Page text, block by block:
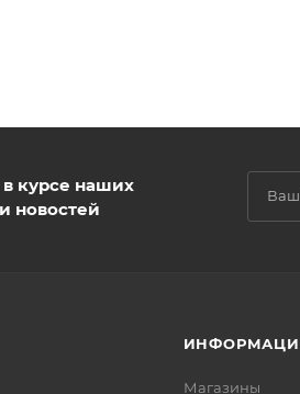
в курсе наших
новостей
Магазины